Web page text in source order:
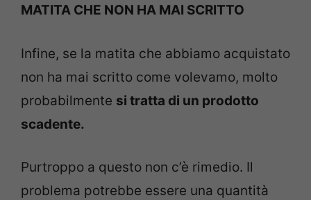
MATITA CHE NON HA MAI SCRITTO
Infine, se la matita che abbiamo acquistato
non ha mai scritto come volevamo, molto
probabilmente si tratta di un prodotto
scadente.
Purtroppo a questo non c’è rimedio. Il
problema potrebbe essere una quantità